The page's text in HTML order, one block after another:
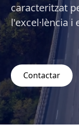
caracteritzat
l'excel·lència
Contactar